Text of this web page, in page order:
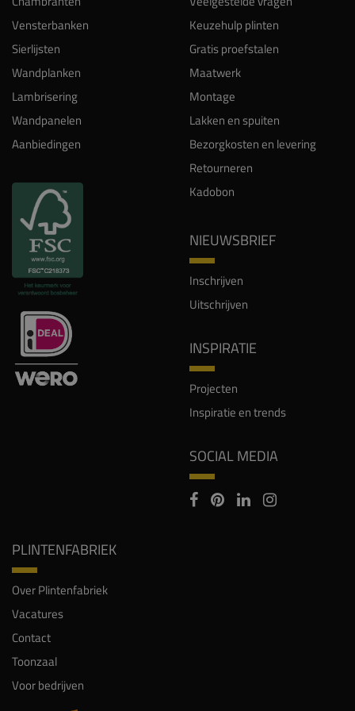
Vensterbanken
Sierlijsten
Wandplanken
Lambrisering
Wandpanelen
Aanbiedingen
Keuzehulp plinten
Gratis proefstalen
Maatwerk
Montage
Lakken en spuiten
Bezorgkosten en levering
Retourneren
Kadobon
NIEUWSBRIEF
Inschrijven
Uitschrijven
INSPIRATIE
Projecten
Inspiratie en trends
SOCIAL MEDIA
PLINTENFABRIEK
Over Plintenfabriek
Vacatures
Contact
Toonzaal
Voor bedrijven